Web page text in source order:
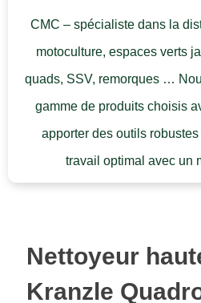
CMC – spécialiste dans la
motoculture, espaces verts
quads, SSV, remorques …
gamme de produits choisis
apporter des outils
travail optimal avec un
Nettoyeur
Kranzle